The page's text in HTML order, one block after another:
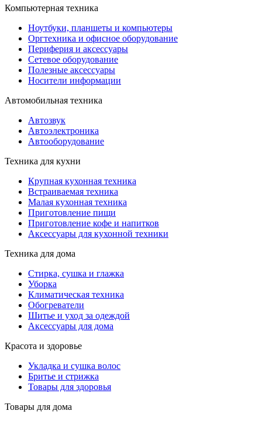
Компьютерная техника
Ноутбуки, планшеты и компьютеры
Оргтехника и офисное оборудование
Периферия и аксессуары
Cетевое оборудование
Полезные аксессуары
Носители информации
Автомобильная техника
Автозвук
Автоэлектроника
Автооборудование
Техника для кухни
Крупная кухонная техника
Встраиваемая техника
Малая кухонная техника
Приготовление пищи
Приготовление кофе и напитков
Аксессуары для кухонной техники
Техника для дома
Стирка, сушка и глажка
Уборка
Климатическая техника
Обогреватели
Шитье и уход за одеждой
Аксессуары для дома
Красота и здоровье
Укладка и сушка волос
Бритье и стрижка
Товары для здоровья
Товары для дома